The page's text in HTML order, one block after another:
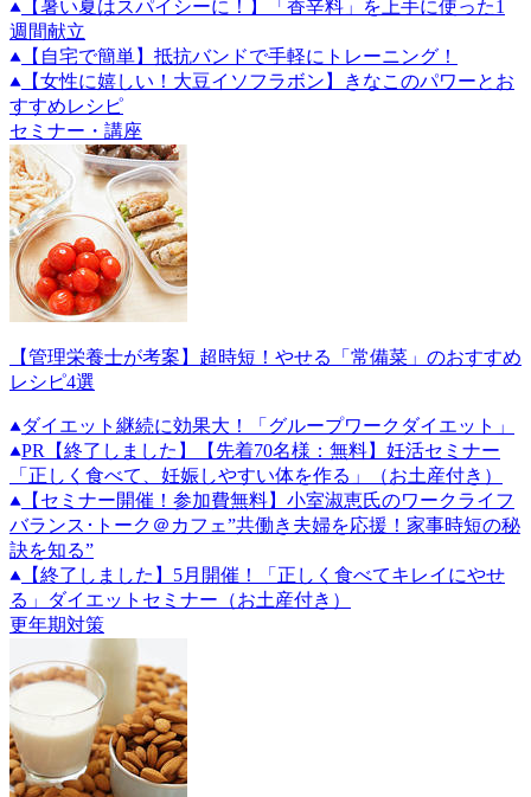
【暑い夏はスパイシーに！】「香辛料」を上手に使った1
週間献立
【自宅で簡単】抵抗バンドで手軽にトレーニング！
【女性に嬉しい！大豆イソフラボン】きなこのパワーとお
すすめレシピ
セミナー・講座
【管理栄養士が考案】超時短！やせる「常備菜」のおすすめ
レシピ4選
ダイエット継続に効果大！「グループワークダイエット」
PR
【終了しました】【先着70名様：無料】妊活セミナー
「正しく食べて、妊娠しやすい体を作る」（お土産付き）
【セミナー開催！参加費無料】小室淑恵氏のワークライフ
バランス･トーク＠カフェ”共働き夫婦を応援！家事時短の秘
訣を知る”
【終了しました】5月開催！「正しく食べてキレイにやせ
る」ダイエットセミナー（お土産付き）
更年期対策